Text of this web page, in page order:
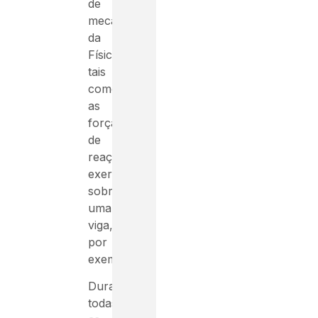
de
mecânica
da
Física,
tais
como
as
forças
de
reação
exercidas
sobre
uma
viga,
por
exemplo.
Durante
todas